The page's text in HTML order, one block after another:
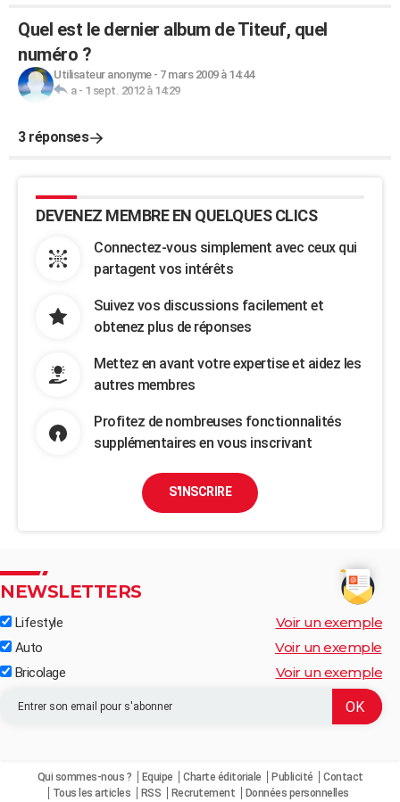
Quel est le dernier album de Titeuf, quel
numéro ?
Utilisateur anonyme- 7 mars 2009 à 14:44
a- 1 sept. 2012 à 14:29
3 réponses
DEVENEZ MEMBRE EN QUELQUES CLICS
Connectez-vous simplement avec ceux qui
partagent vos intérêts
Suivez vos discussions facilement et
obtenez plus de réponses
Mettez en avant votre expertise et aidez les
autres membres
Profitez de nombreuses fonctionnalités
supplémentaires en vous inscrivant
S'INSCRIRE
NEWSLETTERS
Lifestyle Voir un exemple
Auto Voir un exemple
Bricolage Voir un exemple
Qui sommes-nous ? Equipe Charte éditoriale Publicité
Contact
Tous les articles
RSS Recrutement Données personnelles